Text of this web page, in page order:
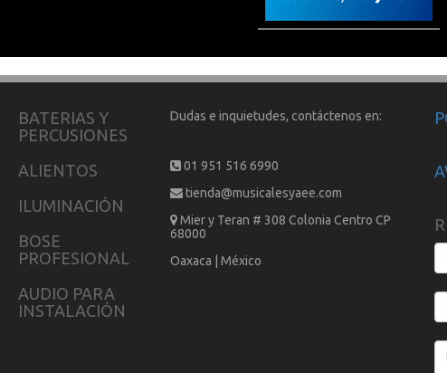
BATERIAS Y
PERCUSIONES
ALIENTOS
ILUMINACIÓN
BOSE
PROFESIONAL
AUDIO PARA
INSTALACIÓN
Dudas e inquietudes, contáctenos en:
01 951 516 6990
tienda@musicalesyaee.com
Mier y Teran # 308 Colonia Centro CP
68000
Oaxaca | México